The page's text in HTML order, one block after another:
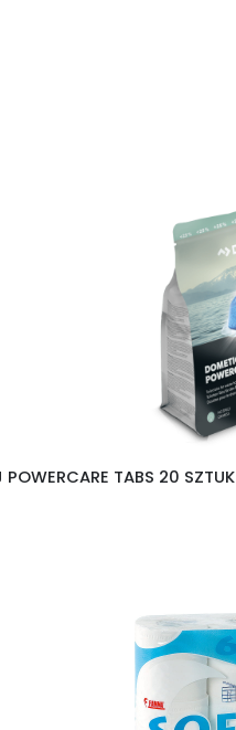
POWERCARE TABS 20 SZTUK